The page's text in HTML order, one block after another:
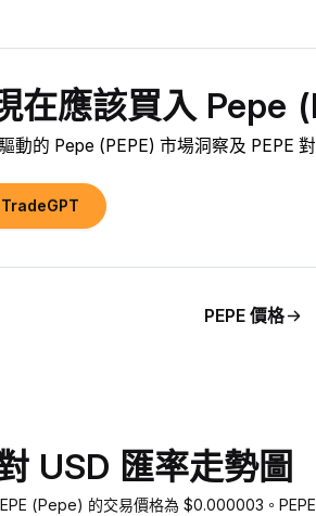
在應該買入 Pepe
動的 Pepe (PEPE) 市場洞察及 PEPE
TradeGPT
PEPE 價格
USD 匯率走勢圖
(Pepe) 的交易價格為 $0.000003。